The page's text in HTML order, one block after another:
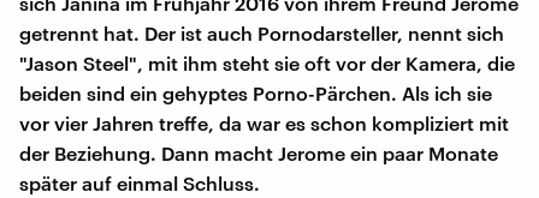
getrennt hat. Der ist auch Pornodarsteller, nennt sich
"Jason Steel", mit ihm steht sie oft vor der Kamera, die
beiden sind ein gehyptes Porno-Pärchen. Als ich sie
vor vier Jahren treffe, da war es schon kompliziert mit
der Beziehung. Dann macht Jerome ein paar Monate
später auf einmal Schluss.